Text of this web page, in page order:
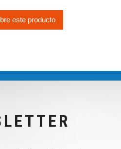
este producto